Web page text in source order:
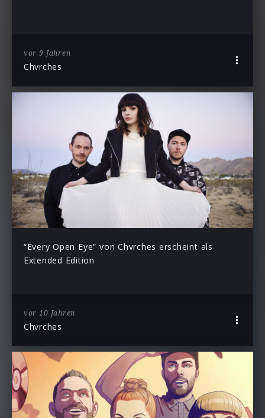
vor 9 Jahren
Chvrches
“Every Open Eye” von Chvrches erscheint als
Extended Edition
vor 10 Jahren
Chvrches